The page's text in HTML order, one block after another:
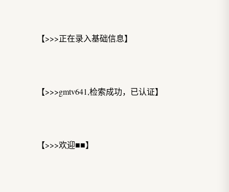
【>>>正在录入基础信息】
【>>>gmtv641,检索成功，已认证】
【>>>欢迎■■】